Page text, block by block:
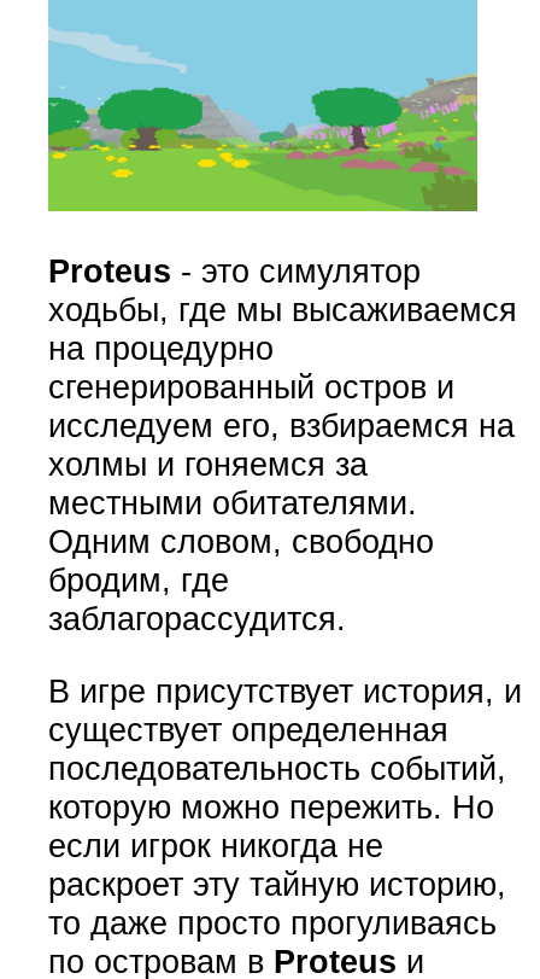
Proteus - это симулятор
ходьбы, где мы высаживаемся
на процедурно
сгенерированный остров и
исследуем его, взбираемся на
холмы и гоняемся за
местными обитателями.
Одним словом, свободно
бродим, где
заблагорассудится.
В игре присутствует история, и
существует определенная
последовательность событий,
которую можно пережить. Но
если игрок никогда не
раскроет эту тайную историю,
то даже просто прогуливаясь
по островам в Proteus и